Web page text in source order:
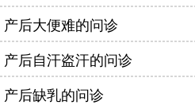
产后大便难的问诊
产后自汗盗汗的问诊
产后缺乳的问诊